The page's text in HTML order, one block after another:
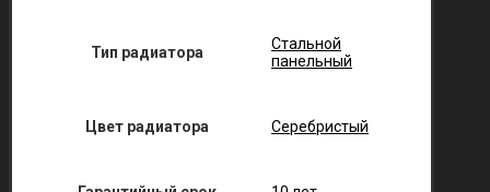
Тип радиатора
Стальной
панельный
Цвет радиатора Серебристый